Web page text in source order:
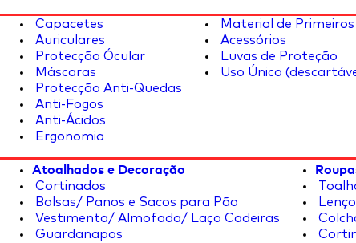
Capacetes
Auriculares
Protecção Ócular
Máscaras
Protecção Anti-Quedas
Anti-Fogos
Anti-Ácidos
Ergonomia
Material de
Acessórios
Luvas de Proteção
Uso Único
Atoalhados e Decoração
Cortinados
Bolsas/ Panos e Sacos para Pão
Vestimenta/ Almofada/ Laço Cadeiras
Guardanapos